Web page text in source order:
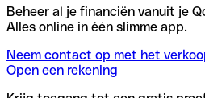
Beheer al je financiën vanuit je
Alles online in één slimme app.
Neem contact op met het
Open een rekening